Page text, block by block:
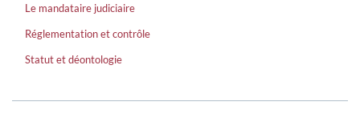
Le mandataire judiciaire
Réglementation et contrôle
Statut et déontologie